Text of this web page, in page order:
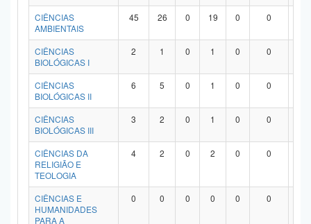
CIÊNCIAS
AMBIENTAIS
45 26 0 19 0 0
CIÊNCIAS
BIOLÓGICAS I
2 1 0 1 0 0
CIÊNCIAS
BIOLÓGICAS II
6 5 0 1 0 0
CIÊNCIAS
BIOLÓGICAS III
3 2 0 1 0 0
CIÊNCIAS DA
RELIGIÃO E
TEOLOGIA
4 2 0 2 0 0
CIÊNCIAS E
HUMANIDADES
PARA A
0 0 0 0 0 0